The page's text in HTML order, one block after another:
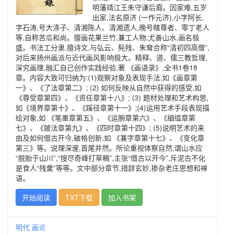
明藩靖江王朱守谦后裔。因家难,五岁
出家,法名原济 (一作元济),小字阿长,
字石涛,号大涤子、清湘陈人、清湘遗人,晚号瞎尊者、零丁老人
等,自称苦瓜和尚。擅画花果兰竹,兼工人物,尤善山水,画名极
盛。书法工分隶,擅诗文,与弘云、髡残、朱耷合称“清初四高僧”,
对后来扬州画派与近代画风影响极大。精释、道、儒三教哲理,
深究画理,融汇自己创作实践经验,著 《画语录》,全书1卷18
章。内容大致可归纳为:(1)观察对象及表现手法,如《画章第
一》、《了法章第二》; (2) 如何反映从自然中获得的感受,如
《尊受章第四》、《资任章第十八》; (3) 题材处理和艺术构思,
如《境界章第十》、《蹊径章第十一》;(4)运用艺术手段表现描
绘对象,如 《笔墨章第五》、《运腕章第六》、《絪缊章第
七》、《皴法章第九》、《四时章第十四》; (5)说明艺术的来
由及如何借古开今,破格创新,如 《兼字章第十七》、《变化章
第三》等。说理深邃,首尾井然。所论重视体察自然,谓山水应
“脱胎于山川”,“搜尽奇峰打草稿”,主张“借古以开今”,斥泥古不化
是食人“残羹”等等。文中部分章节,措辞玄妙,掺杂老庄思想和禅
语。
开始阅读
TXT下载 加入书架
明代 画论